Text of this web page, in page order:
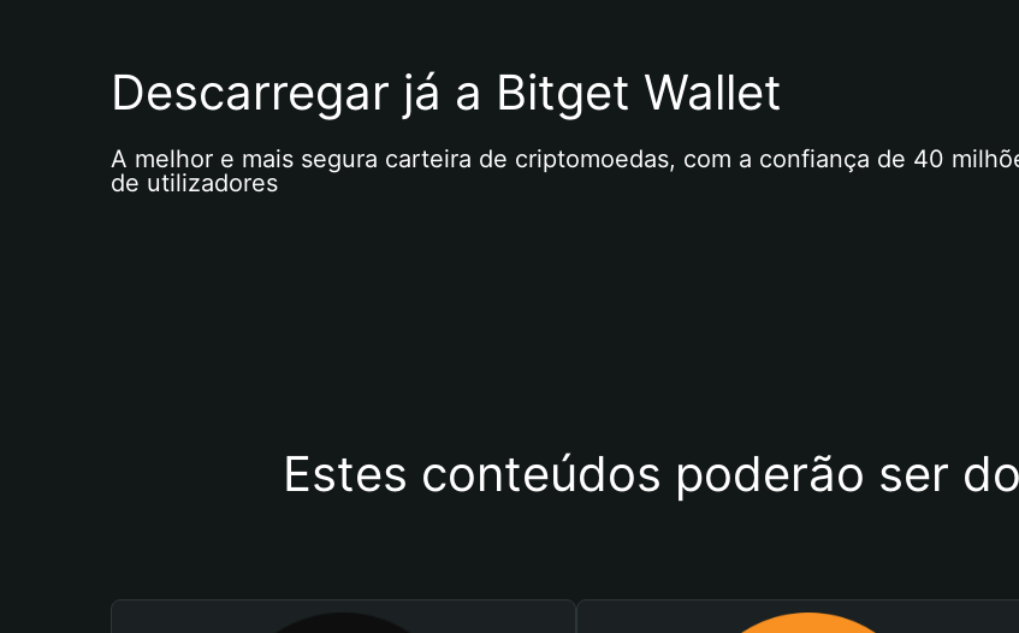
Descarregar já a Bitget Wallet
A melhor e mais segura carteira de criptomoedas, com a confiança de 40
de utilizadores
Estes conteúdos poderão ser